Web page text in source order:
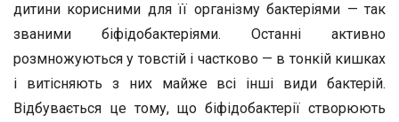
дитини корисними для її організму бактеріями — так
званими біфідобактеріями. Останні активно
розмножуються у товстій і частково — в тонкій кишках
і витісняють з них майже всі інші види бактерій.
Відбувається це тому, що біфідобактерії створюють